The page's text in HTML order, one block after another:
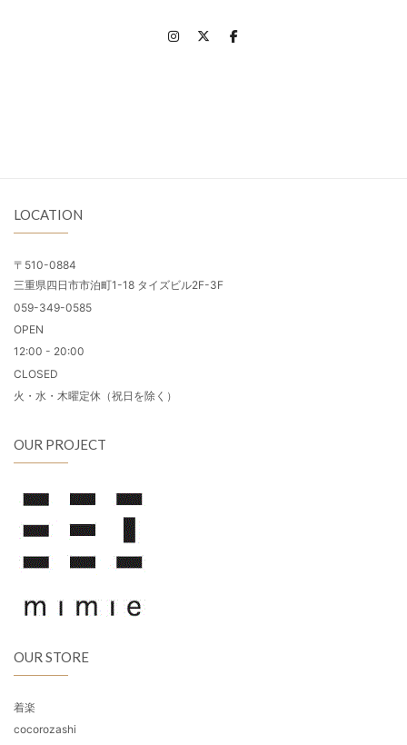
LOCATION
〒510-0884
三重県四日市市泊町1-18 タイズビル2F-3F
059-349-0585
OPEN
12:00 - 20:00
CLOSED
火・水・木曜定休（祝日を除く）
OUR PROJECT
OUR STORE
着楽
cocorozashi